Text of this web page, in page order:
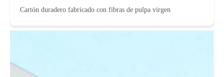
Cartón duradero fabricado con fibras de pulpa virgen